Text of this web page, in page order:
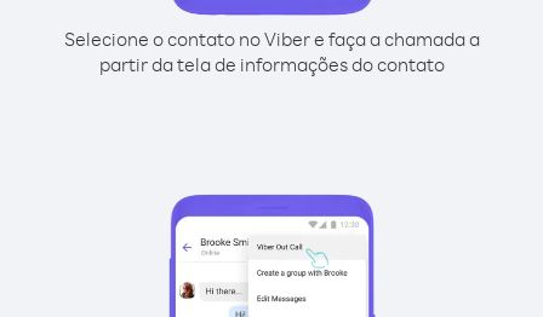
Selecione o contato no Viber e faça a chamada a
partir da tela de informações do contato